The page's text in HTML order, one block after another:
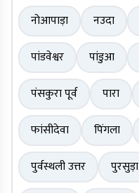
नोआपाड़ा
नउदा
पांडवेश्वर
पांडुआ
पंसकुरा पूर्व
पारा
फांसीदेवा
पिंगला
पुर्वस्थली उत्तर
पुरसुड़ा